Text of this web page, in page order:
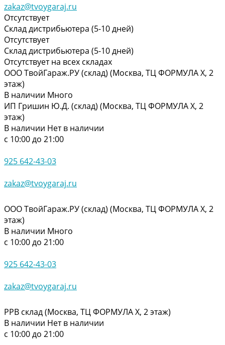
zakaz@tvoygaraj.ru
Отсутствует
Склад дистрибьютера (5-10 дней)
Отсутствует
Склад дистрибьютера (5-10 дней)
Отсутствует на всех складах
ООО ТвойГараж.РУ (склад) (Москва, ТЦ ФОРМУЛА Х, 2
этаж)
В наличии Много
ИП Гришин Ю.Д. (склад) (Москва, ТЦ ФОРМУЛА Х, 2
этаж)
В наличии Нет в наличии
с 10:00 до 21:00
925 642-43-03
zakaz@tvoygaraj.ru
ООО ТвойГараж.РУ (склад) (Москва, ТЦ ФОРМУЛА Х, 2
этаж)
В наличии Много
с 10:00 до 21:00
925 642-43-03
zakaz@tvoygaraj.ru
РРВ склад (Москва, ТЦ ФОРМУЛА Х, 2 этаж)
В наличии Нет в наличии
с 10:00 до 21:00